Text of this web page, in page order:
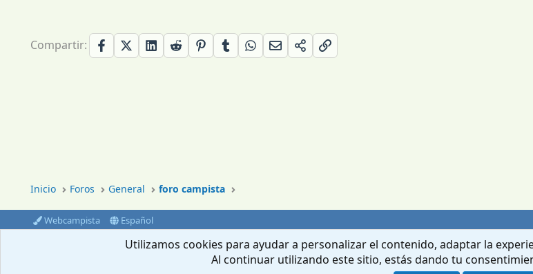
c
o
Compartir:
Inicio Foros General foro campista
Webcampista Español
Community platform by XenForo © 2010-2024 XenForo Ltd.
Utilizamos cookies para ayudar a personalizar el contenido, adaptar la
Al continuar utilizando este sitio, estás dando tu